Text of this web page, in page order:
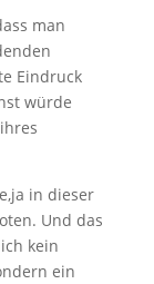
man
Eindruck
würde
in dieser
Und das
kein
ein